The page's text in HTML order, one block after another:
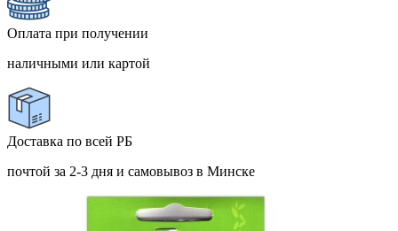
Оплата при получении
наличными или картой
Доставка по всей РБ
почтой за 2-3 дня и самовывоз в Минске